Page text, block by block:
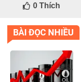
0Thích
BÀI ĐỌC NHIỀU